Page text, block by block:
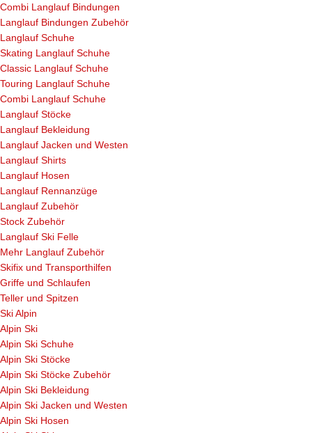
Combi Langlauf Bindungen
Langlauf Bindungen Zubehör
Langlauf Schuhe
Skating Langlauf Schuhe
Classic Langlauf Schuhe
Touring Langlauf Schuhe
Combi Langlauf Schuhe
Langlauf Stöcke
Langlauf Bekleidung
Langlauf Jacken und Westen
Langlauf Shirts
Langlauf Hosen
Langlauf Rennanzüge
Langlauf Zubehör
Stock Zubehör
Langlauf Ski Felle
Mehr Langlauf Zubehör
Skifix und Transporthilfen
Griffe und Schlaufen
Teller und Spitzen
Ski Alpin
Alpin Ski
Alpin Ski Schuhe
Alpin Ski Stöcke
Alpin Ski Stöcke Zubehör
Alpin Ski Bekleidung
Alpin Ski Jacken und Westen
Alpin Ski Hosen